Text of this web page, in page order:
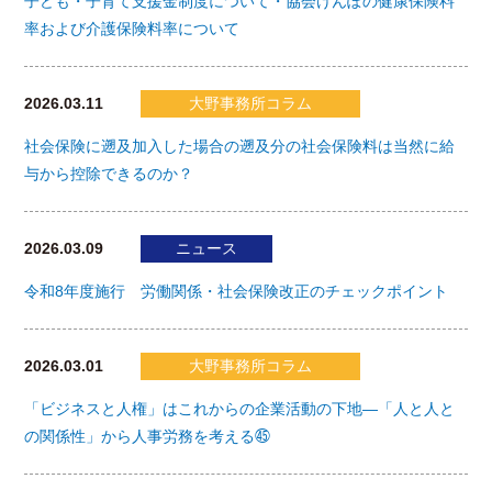
率および介護保険料率について
2026.03.11 大野事務所コラム
社会保険に遡及加入した場合の遡及分の社会保険料は当然に給
与から控除できるのか？
2026.03.09 ニュース
令和8年度施行 労働関係・社会保険改正のチェックポイント
2026.03.01 大野事務所コラム
「ビジネスと人権」はこれからの企業活動の下地―「人と人と
の関係性」から人事労務を考える㊺